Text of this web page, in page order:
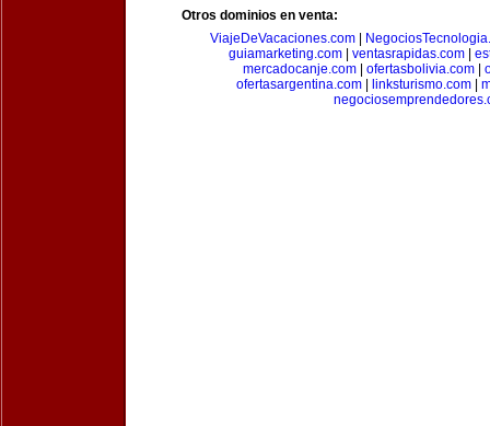
Otros dominios en venta:
ViajeDeVacaciones.com
guiamarketing.com| ventasrapidas.com|
mercadocanje.com
ofertasbolivia.com
ofertasargentina.com| linksturismo.com|